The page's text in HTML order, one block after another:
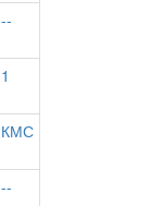
--
1
КМС
--